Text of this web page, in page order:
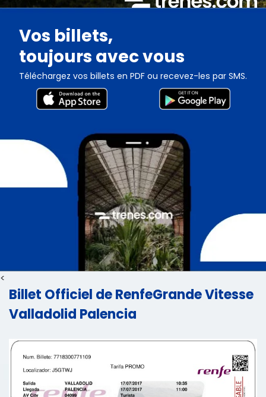
Vos billets,
toujours avec vous
Téléchargez vos billets en PDF ou recevez-les par SMS.
<
Billet Officiel de RenfeGrande Vitesse
Valladolid Palencia